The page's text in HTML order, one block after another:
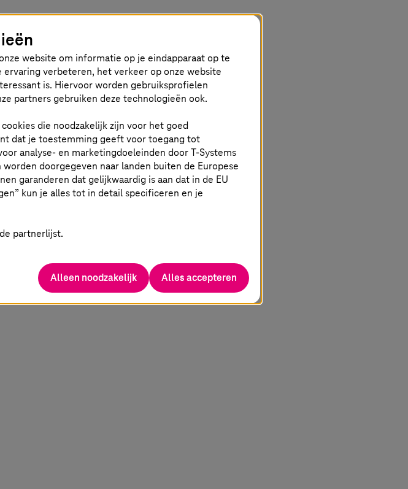
website om informatie op je eindapparaat op te
verbeteren, het verkeer op onze website
is. Hiervoor worden gebruiksprofielen
partners gebruiken deze technologieën ook.
die noodzakelijk zijn voor het goed
dat je toestemming geeft voor toegang tot
analyse- en marketingdoeleinden doorT-Systems
doorgegeven naar landen buiten de Europese
garanderen dat gelijkwaardig is aan dat in de EU
kun je alles tot in detail specificeren en je
partnerlijst.
Alleen noodzakelijk Alles accepteren